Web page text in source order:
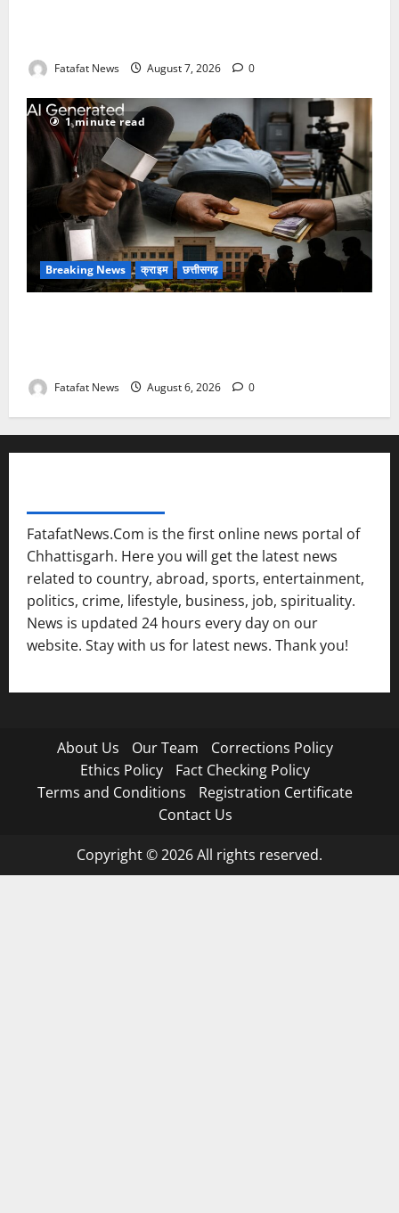
Fatafat News August 7, 2026 0
1 minute read
Breaking News क्राइम छत्तीसगढ़
Fatafat News August 6, 2026 0
FatafatNews.Com is the first online news portal of
Chhattisgarh. Here you will get the latest news
related to country, abroad, sports, entertainment,
politics, crime, lifestyle, business, job, spirituality.
News is updated 24 hours every day on our
website. Stay with us for latest news. Thank you!
About Us Our Team
Corrections Policy
Ethics Policy
Fact Checking Policy
Terms and Conditions
Registration Certificate
Contact Us
Copyright © 2026 All rights reserved.